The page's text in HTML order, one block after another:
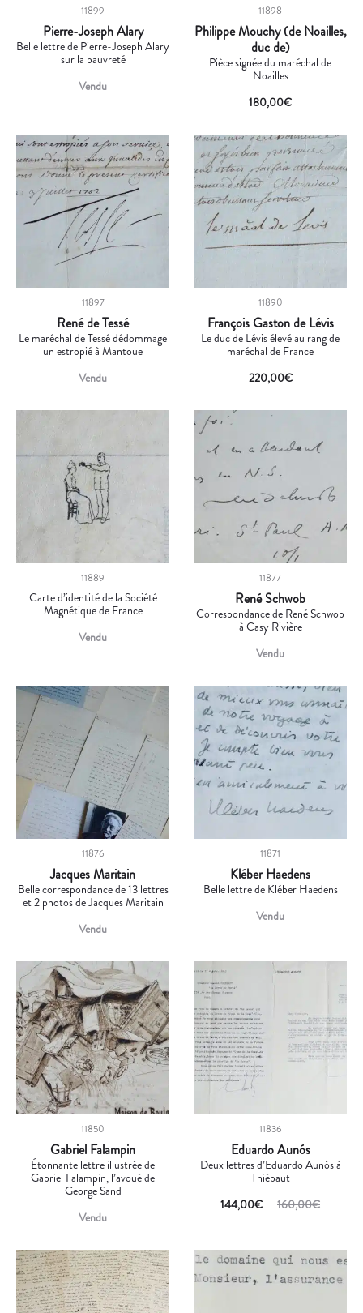
11899
Pierre-Joseph Alary
Belle lettre de Pierre-Joseph Alary
sur la pauvreté
Vendu
11898
Philippe Mouchy (de Noailles,
duc de)
Pièce signée du maréchal de
Noailles
180,00€
11897
René de Tessé
Le maréchal de Tessé dédommage
un estropié à Mantoue
Vendu
11890
François Gaston de Lévis
Le duc de Lévis élevé au rang de
maréchal de France
220,00€
11889
Carte d’identité de la Société
Magnétique de France
Vendu
11877
René Schwob
Correspondance de René Schwob
à Casy Rivière
Vendu
11876
Jacques Maritain
Belle correspondance de 13 lettres
et 2 photos de Jacques Maritain
Vendu
11871
Kléber Haedens
Belle lettre de Kléber Haedens
Vendu
11850
Gabriel Falampin
Étonnante lettre illustrée de
Gabriel Falampin, l’avoué de
George Sand
Vendu
11836
Eduardo Aunós
Deux lettres d’Eduardo Aunós à
Thiébaut
160,00€
144,00€